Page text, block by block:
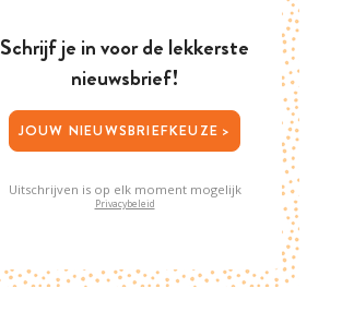
Schrijf je in voor de lekkerste
nieuwsbrief!
JOUW NIEUWSBRIEFKEUZE >
Uitschrijven is op elk moment mogelijk
Privacybeleid